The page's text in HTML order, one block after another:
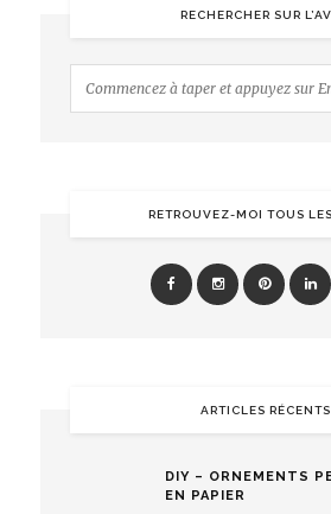
RECHERCHER SUR
RETROUVEZ-MOI TOUS
ARTICLES RÉCENTS
DIY – ORNEMENTS
EN PAPIER